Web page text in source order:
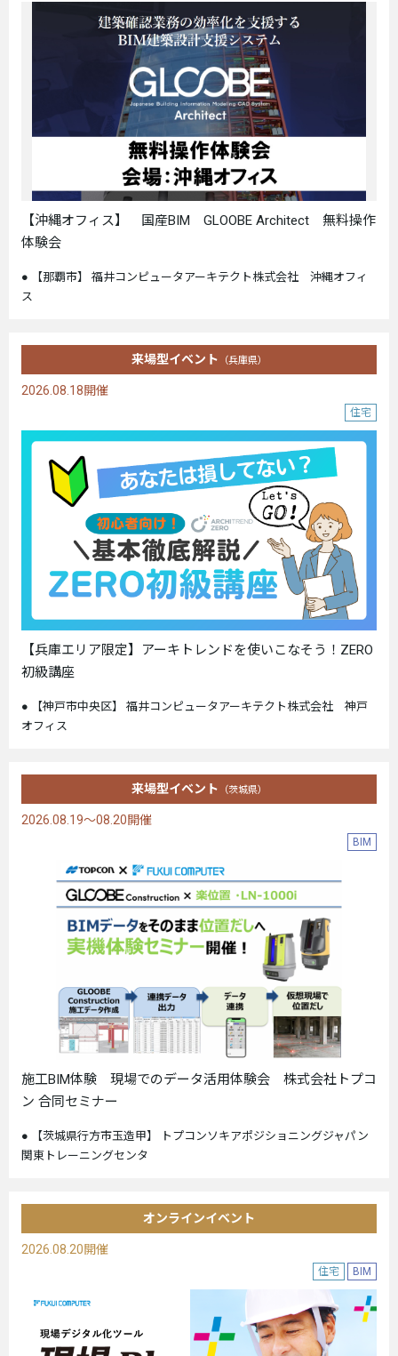
【沖縄オフィス】 国産BIM GLOOBE Architect 無料操作
体験会
【那覇市】 福井コンピュータアーキテクト株式会社 沖縄オフィ
ス
来場型イベント （兵庫県）
2026.08.18開催
住宅
【兵庫エリア限定】アーキトレンドを使いこなそう！ZERO
初級講座
【神戸市中央区】 福井コンピュータアーキテクト株式会社 神戸
オフィス
来場型イベント （茨城県）
2026.08.19～08.20開催
BIM
施工BIM体験 現場でのデータ活用体験会 株式会社トプコ
ン 合同セミナー
【茨城県行方市玉造甲】 トプコンソキアポジショニングジャパン
関東トレーニングセンタ
オンラインイベント
2026.08.20開催
住宅 BIM